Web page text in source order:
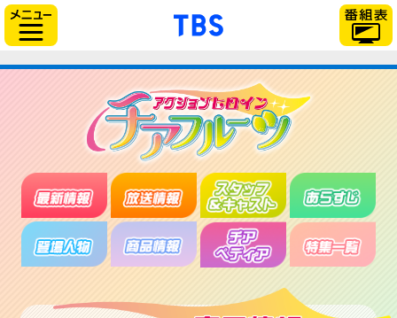
「TBSテレビ」トップ